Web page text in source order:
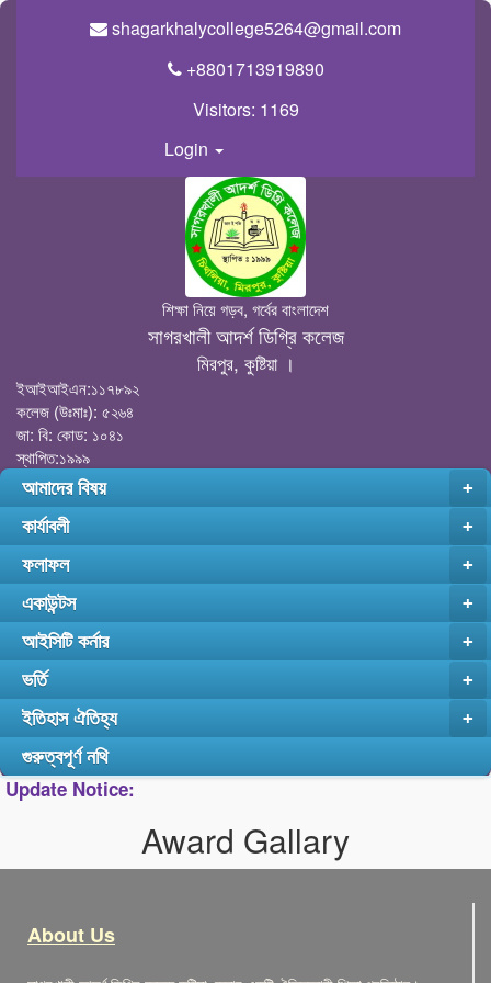
shagarkhalycollege5264@gmail.com
+8801713919890
Visitors: 1169
Login
শিক্ষা নিয়ে গড়ব, গর্বের বাংলাদেশ
সাগরখালী আদর্শ ডিগ্রি কলেজ
মিরপুর, কুষ্টিয়া ।
ইআইআইএন:১১৭৮৯২
কলেজ (উঃমাঃ): ৫২৬৪
জা: বি: কোড: ১০৪১
স্থাপিত:১৯৯৯
+
আমাদের বিষয়
+
কার্যাবলী
+
ফলাফল
+
একাউন্টস
+
আইসিটি কর্নার
+
ভর্তি
+
ইতিহাস ঐতিহ্য
গুরুত্বপূর্ণ নথি
Update Notice:
Award Gallary
About Us